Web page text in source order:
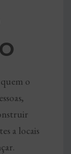
o
a locais